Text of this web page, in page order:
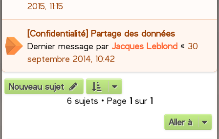
2015, 11:15
[Confidentialité] Partage des données
Dernier message parJacques Leblond «30
septembre 2014, 10:42
Nouveau sujet
6 sujets • Page 1sur 1
Aller à